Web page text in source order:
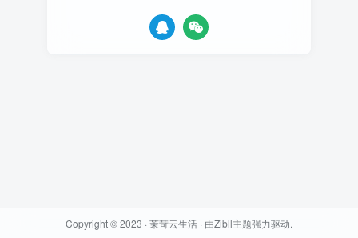
Copyright © 2023 · 茉苛云生活 · 由Zibll主题强力驱动.